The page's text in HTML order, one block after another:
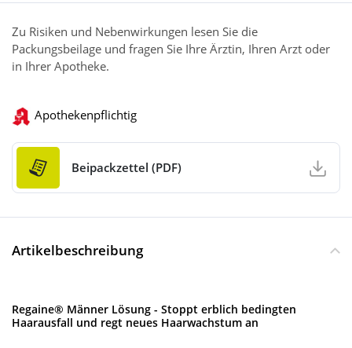
Zu Risiken und Nebenwirkungen lesen Sie die
Packungsbeilage und fragen Sie Ihre Ärztin, Ihren Arzt oder
in Ihrer Apotheke.
Apothekenpflichtig
Beipackzettel (PDF)
Artikelbeschreibung
Regaine® Männer Lösung - Stoppt erblich bedingten
Haarausfall und regt neues Haarwachstum an